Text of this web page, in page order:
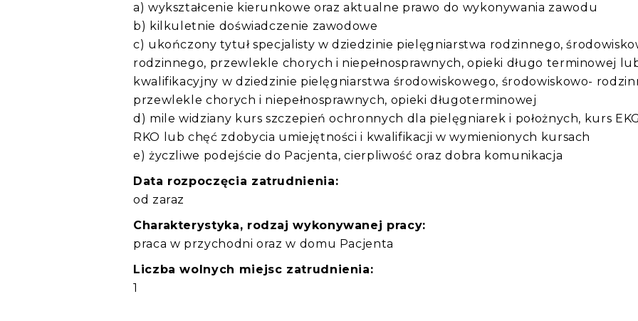
a) wykształcenie kierunkowe oraz aktualne prawo do wykonywania zawodu
b) kilkuletnie doświadczenie zawodowe
c) ukończony tytuł specjalisty w dziedzinie pielęgniarstwa rodzinnego,
rodzinnego, przewlekle chorych i niepełnosprawnych, opieki długo terminowej
kwalifikacyjny w dziedzinie pielęgniarstwa środowiskowego, środowiskowo-
przewlekle chorych i niepełnosprawnych, opieki długoterminowej
d) mile widziany kurs szczepień ochronnych dla pielęgniarek i położnych, kurs
RKO lub chęć zdobycia umiejętności i kwalifikacji w wymienionych kursach
e) życzliwe podejście do Pacjenta, cierpliwość oraz dobra komunikacja
Data rozpoczęcia zatrudnienia:
od zaraz
Charakterystyka, rodzaj wykonywanej pracy:
praca w przychodni oraz w domu Pacjenta
Liczba wolnych miejsc zatrudnienia:
1